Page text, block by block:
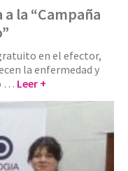
la “Campaña
en el efector,
la enfermedad y
… Leer +